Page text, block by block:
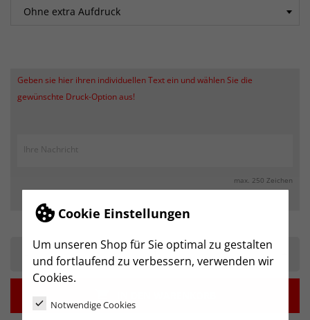
Cookie Einstellungen
Um unseren Shop für Sie optimal zu gestalten
und fortlaufend zu verbessern, verwenden wir
Cookies.
Notwendige Cookies
Geben sie hier ihren individuellen Text ein und wählen Sie die
gewünschte Druck-Option aus!
max. 250 Zeichen